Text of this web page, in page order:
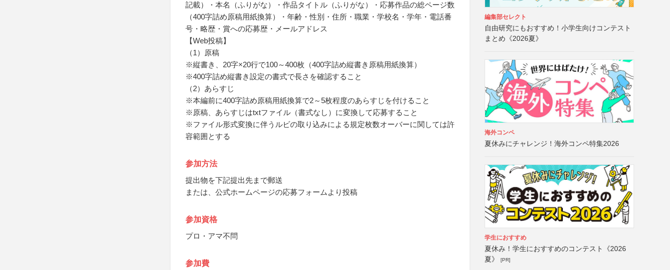
記載）・本名（ふりがな）・作品タイトル（ふりがな）・応募作品の総ページ数
（400字詰め原稿用紙換算）・年齢・性別・住所・職業・学校名・学年・電話番
号・略歴・賞への応募歴・メールアドレス
【Web投稿】
（1）原稿
※縦書き、20字×20行で100～400枚（400字詰め縦書き原稿用紙換算）
※400字詰め縦書き設定の書式で長さを確認すること
（2）あらすじ
※本編前に400字詰め原稿用紙換算で2～5枚程度のあらすじを付けること
※原稿、あらすじはtxtファイル（書式なし）に変換して応募すること
※ファイル形式変換に伴うルビの取り込みによる規定枚数オーバーに関しては許
容範囲とする
参加方法
提出物を下記提出先まで郵送
または、公式ホームページの応募フォームより投稿
参加資格
プロ・アマ不問
参加費
編集部セレクト
自由研究にもおすすめ！小学生向けコンテスト
まとめ《2026夏》
海外コンペ
夏休みにチャレンジ！海外コンペ特集2026
学生におすすめ
夏休み！学生におすすめのコンテスト《2026
夏》
[PR]